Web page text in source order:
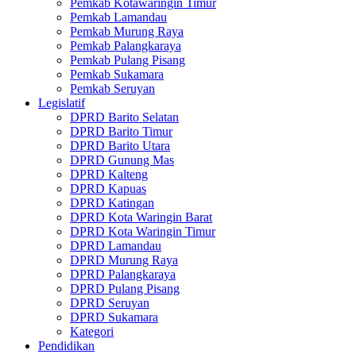
Pemkab Kotawaringin Timur
Pemkab Lamandau
Pemkab Murung Raya
Pemkab Palangkaraya
Pemkab Pulang Pisang
Pemkab Sukamara
Pemkab Seruyan
Legislatif
DPRD Barito Selatan
DPRD Barito Timur
DPRD Barito Utara
DPRD Gunung Mas
DPRD Kalteng
DPRD Kapuas
DPRD Katingan
DPRD Kota Waringin Barat
DPRD Kota Waringin Timur
DPRD Lamandau
DPRD Murung Raya
DPRD Palangkaraya
DPRD Pulang Pisang
DPRD Seruyan
DPRD Sukamara
Kategori
Pendidikan